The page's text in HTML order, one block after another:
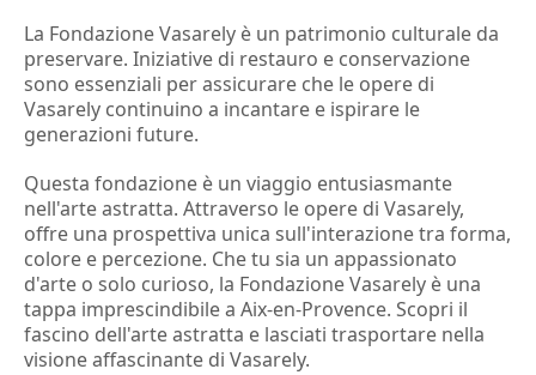
La Fondazione Vasarely è un patrimonio culturale da
preservare. Iniziative di restauro e conservazione
sono essenziali per assicurare che le opere di
Vasarely continuino a incantare e ispirare le
generazioni future.
Questa fondazione è un viaggio entusiasmante
nell'arte astratta. Attraverso le opere di Vasarely,
offre una prospettiva unica sull'interazione tra forma,
colore e percezione. Che tu sia un appassionato
d'arte o solo curioso, la Fondazione Vasarely è una
tappa imprescindibile a Aix-en-Provence. Scopri il
fascino dell'arte astratta e lasciati trasportare nella
visione affascinante di Vasarely.